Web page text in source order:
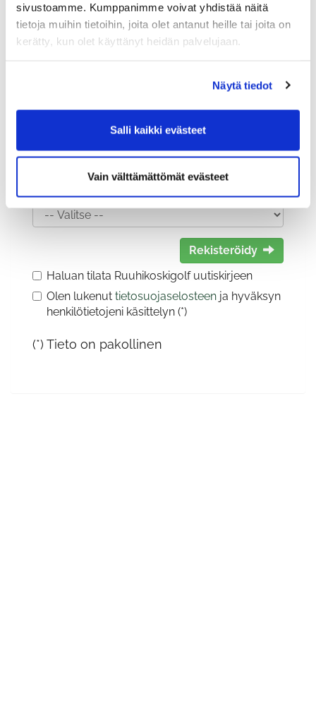
sivustoamme. Kumppanimme voivat yhdistää näitä
tietoja muihin tietoihin, joita olet antanut heille tai joita on
kerätty, kun olet käyttänyt heidän palvelujaan.
Näytä tiedot
Salli kaikki evästeet
Vain välttämättömät evästeet
Lisätiedot
Sukupuoli:
Rekisteröidy
Haluan tilata Ruuhikoskigolf uutiskirjeen
Olen lukenut tietosuojaselosteen ja hyväksyn
henkilötietojeni käsittelyn (*)
(*) Tieto on pakollinen